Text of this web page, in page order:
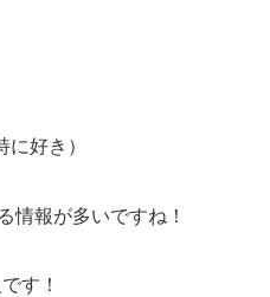
好き）
情報が多いですね！
す！